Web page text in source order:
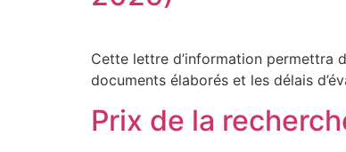
Cette lettre d’information permettra
documents élaborés et les délais
Prix de la